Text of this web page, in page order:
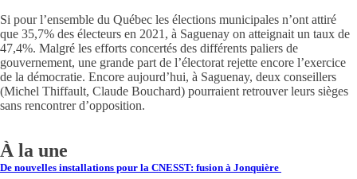
Si pour l’ensemble du Québec les élections municipales n’ont attiré
que 35,7% des électeurs en 2021, à Saguenay on atteignait un taux de
47,4%. Malgré les efforts concertés des différents paliers de
gouvernement, une grande part de l’électorat rejette encore l’exercice
de la démocratie. Encore aujourd’hui, à Saguenay, deux conseillers
(Michel Thiffault, Claude Bouchard) pourraient retrouver leurs sièges
sans rencontrer d’opposition.
À la une
De nouvelles installations pour la CNESST: fusion à Jonquière